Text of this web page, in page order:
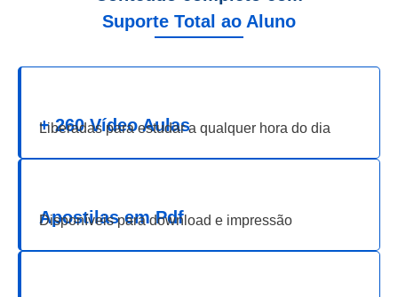
Suporte Total ao Aluno
+ 260 Vídeo Aulas
Liberadas para estudar a qualquer hora do dia
Apostilas em Pdf
Disponíveis para download e impressão